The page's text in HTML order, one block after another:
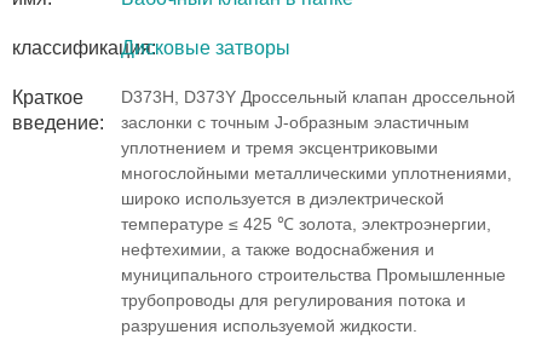
классификация:Дисковые затворы
Краткое
введение:
D373H, D373Y Дроссельный клапан дроссельной
заслонки с точным J-образным эластичным
уплотнением и тремя эксцентриковыми
многослойными металлическими уплотнениями,
широко используется в диэлектрической
температуре ≤ 425 ℃ золота, электроэнергии,
нефтехимии, а также водоснабжения и
муниципального строительства Промышленные
трубопроводы для регулирования потока и
разрушения используемой жидкости.